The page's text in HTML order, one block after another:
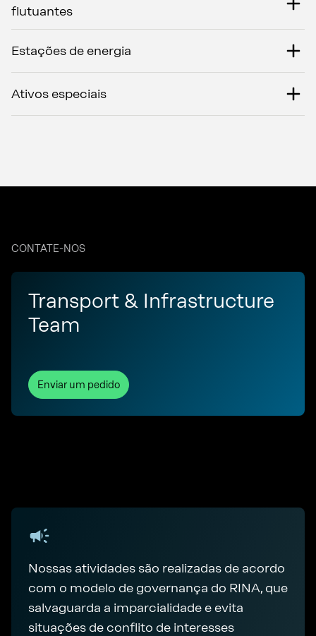
flutuantes
Estações de energia
Ativos especiais
CONTATE-NOS
Transport & Infrastructure
Team
Enviar um pedido
Nossas atividades são realizadas de acordo
com o modelo de governança do RINA, que
salvaguarda a imparcialidade e evita
situações de conflito de interesses